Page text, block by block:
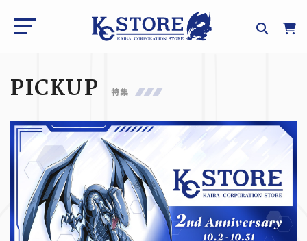
PICKUP 特集